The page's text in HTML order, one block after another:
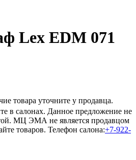
Lex EDM 071
товара уточните у продавца.
в салонах. Данное предложение не
МЦ ЭМА не является продавцом
товаров. Телефон салона:+7-922-